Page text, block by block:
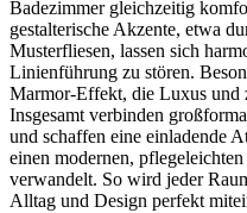
Badezimmer gleichzeitig
gestalterische Akzente, etwa
Musterfliesen, lassen sich
Linienführung zu stören.
Marmor-Effekt, die Luxus und
Insgesamt verbinden
und schaffen eine einladende
einen modernen,
verwandelt. So wird jeder
Alltag und Design perfekt